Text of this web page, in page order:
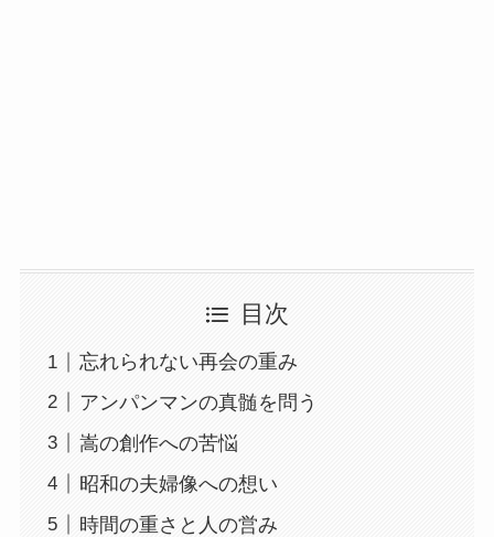
目次
忘れられない再会の重み
アンパンマンの真髄を問う
嵩の創作への苦悩
昭和の夫婦像への想い
時間の重さと人の営み